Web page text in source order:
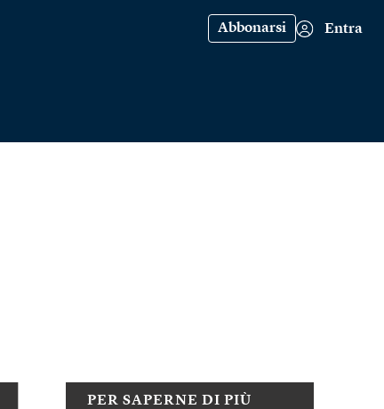
Abbonarsi Entra
PER SAPERNE DI PIÙ